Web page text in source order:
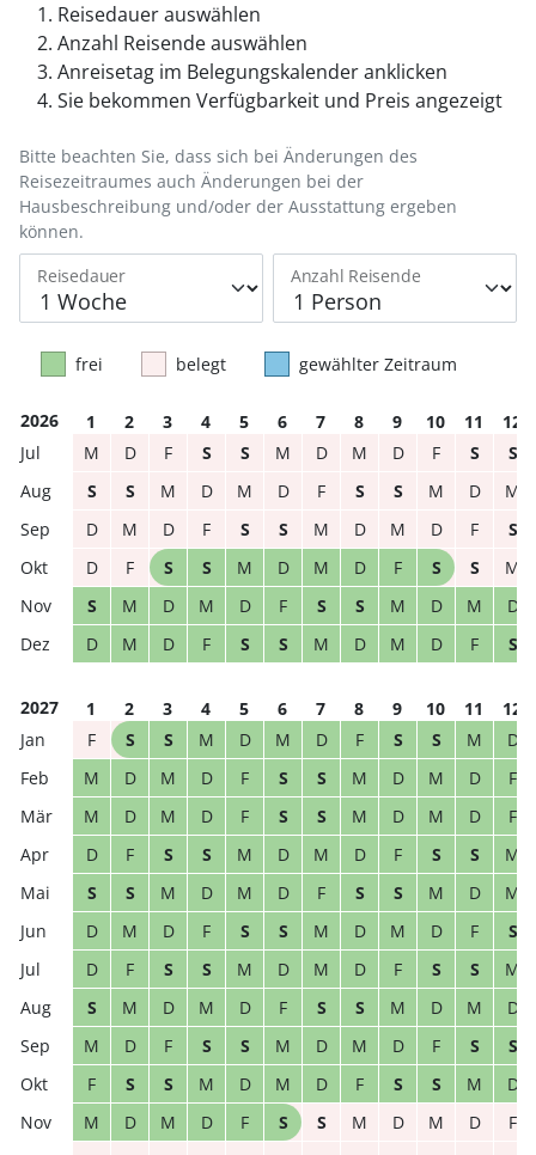
Reisedauer auswählen
Anzahl Reisende auswählen
Anreisetag im Belegungskalender anklicken
Sie bekommen Verfügbarkeit und Preis angezeigt
Reisedauer Anzahl Reisende
Bitte beachten Sie, dass sich bei Änderungen des
Reisezeitraumes auch Änderungen bei der
Hausbeschreibung und/oder der Ausstattung ergeben
können.
frei belegt gewählter Zeitraum
2026 1 2 3 4 5 6 7 8 9 10 11
12
M
D F S S M D M D F S
S
S
S M D M D F S S M D
M
D
M D F S S M D M D F
S
D
F S S M D M D F S S
M
S
M D M D F S S M D M
D
D
M D F S S M D M D F S
2027 1 2 3 4 5 6 7 8 9 10 11
12
F
S S M D M D F S S M
D
M
D M D F S S M D M D
F
M
D M D F S S M D M D
F
D
F S S M D M D F S S
M
S
S M D M D F S S M D
M
D
M D F S S M D M D F
S
D
F S S M D M D F S S
M
S
M D M D F S S M D M
D
M
D F S S M D M D F S
S
F
S S M D M D F S S M
D
M
D M D F S S M D M D
F